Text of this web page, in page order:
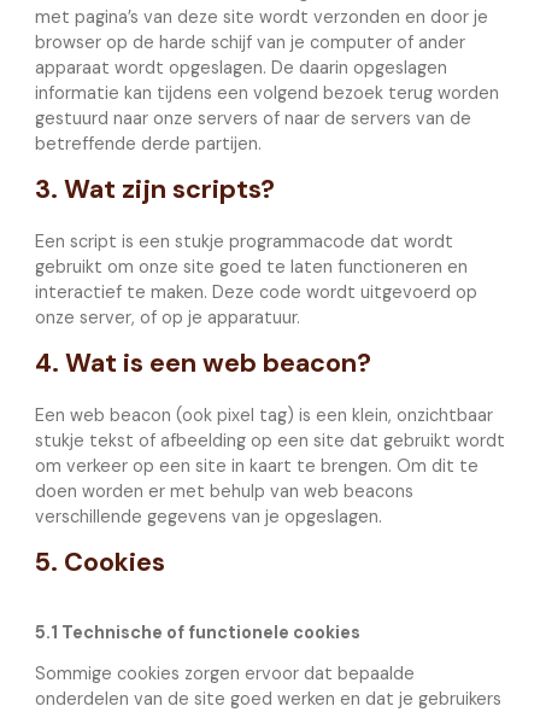
met pagina’s van deze site wordt verzonden en door je
browser op de harde schijf van je computer of ander
apparaat wordt opgeslagen. De daarin opgeslagen
informatie kan tijdens een volgend bezoek terug worden
gestuurd naar onze servers of naar de servers van de
betreffende derde partijen.
3. Wat zijn scripts?
Een script is een stukje programmacode dat wordt
gebruikt om onze site goed te laten functioneren en
interactief te maken. Deze code wordt uitgevoerd op
onze server, of op je apparatuur.
4. Wat is een web beacon?
Een web beacon (ook pixel tag) is een klein, onzichtbaar
stukje tekst of afbeelding op een site dat gebruikt wordt
om verkeer op een site in kaart te brengen. Om dit te
doen worden er met behulp van web beacons
verschillende gegevens van je opgeslagen.
5. Cookies
5.1 Technische of functionele cookies
Sommige cookies zorgen ervoor dat bepaalde
onderdelen van de site goed werken en dat je gebruikers